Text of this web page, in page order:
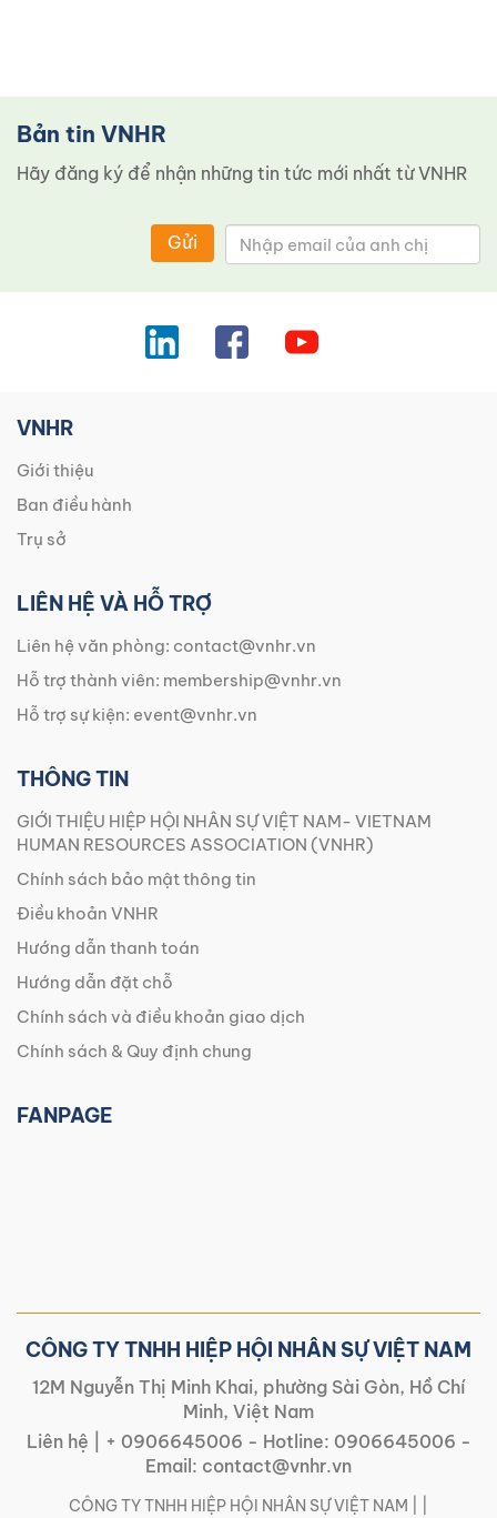
Bản tin VNHR
Hãy đăng ký để nhận những tin tức mới nhất từ ​​VNHR
Gửi
VNHR
Giới thiệu
Ban điều hành
Trụ sở
LIÊN HỆ VÀ HỖ TRỢ
Liên hệ văn phòng: contact@vnhr.vn
Hỗ trợ thành viên: membership@vnhr.vn
Hỗ trợ sự kiện: event@vnhr.vn
THÔNG TIN
GIỚI THIỆU HIỆP HỘI NHÂN SỰ VIỆT NAM- VIETNAM
HUMAN RESOURCES ASSOCIATION (VNHR)
Chính sách bảo mật thông tin
Điều khoản VNHR
Hướng dẫn thanh toán
Hướng dẫn đặt chỗ
Chính sách và điều khoản giao dịch
Chính sách & Quy định chung
FANPAGE
CÔNG TY TNHH HIỆP HỘI NHÂN SỰ VIỆT NAM
12M Nguyễn Thị Minh Khai, phường Sài Gòn, Hồ Chí
Minh, Việt Nam
Liên hệ |
+ 0906645006 - Hotline: 0906645006 -
Email: contact@vnhr.vn
CÔNG TY TNHH HIỆP HỘI NHÂN SỰ VIỆT NAM | |